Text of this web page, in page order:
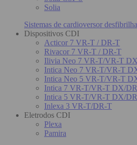
Solia
Sistemas de cardioversor
Dispositivos CDI
Acticor 7 VR-T / DR-T
Rivacor 7 VR-T / DR-T
Ilivia Neo 7 VR-T/VR-T
Intica Neo 7 VR-T/VR-T
Intica Neo 5 VR-T/VR-T
Intica 7 VR-T/VR-T DX/
Intica 5 VR-T/VR-T DX/
Inlexa 3 VR-T/DR-T
Eletrodos CDI
Plexa
Pamira